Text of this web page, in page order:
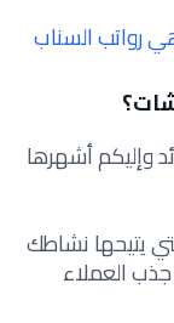
رواتب السناب
وإليكم أشهرها
يتيحها نشاطك
العملاء